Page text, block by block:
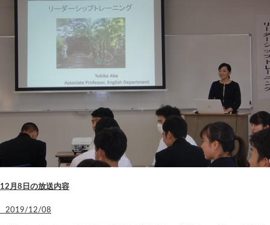
12月8日の放送内容
2019/12/08